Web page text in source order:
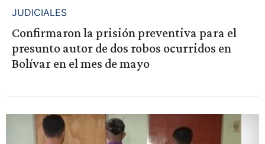
JUDICIALES
Confirmaron la prisión preventiva para el
presunto autor de dos robos ocurridos en
Bolívar en el mes de mayo